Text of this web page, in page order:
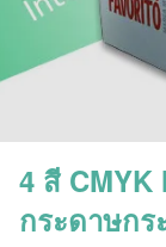
4 สี CMYK
กระดาษก